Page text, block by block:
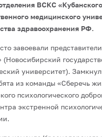
ВСКС «Кубанского
медицинского
здравоохранения РФ.
завоевали
(Новосибирский
университет).
из команды «Сберечь
психологического
экстренной